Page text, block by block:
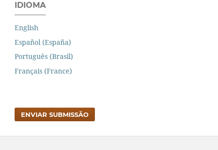
IDIOMA
English
Español (España)
Português (Brasil)
Français (France)
ENVIAR SUBMISSÃO